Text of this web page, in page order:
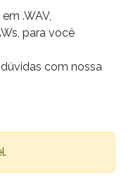
.WAV,
para você
com nossa